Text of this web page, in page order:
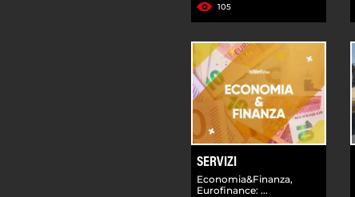
105
SERVIZI
Economia&Finanza,
Eurofinance: ...